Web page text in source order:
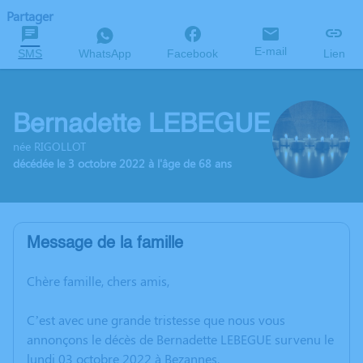
Partager
SMS WhatsApp Facebook E-mail Lien
Bernadette LEBEGUE
née RIGOLLOT
décédée le 3 octobre 2022 à l'âge de 68 ans
Message de la famille
Chère famille, chers amis,
C’est avec une grande tristesse que nous vous
annonçons le décès de Bernadette LEBEGUE survenu le
lundi 03 octobre 2022 à Bezannes.